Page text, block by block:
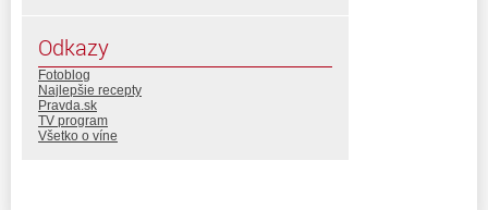
Odkazy
Fotoblog
Najlepšie recepty
Pravda.sk
TV program
Všetko o víne